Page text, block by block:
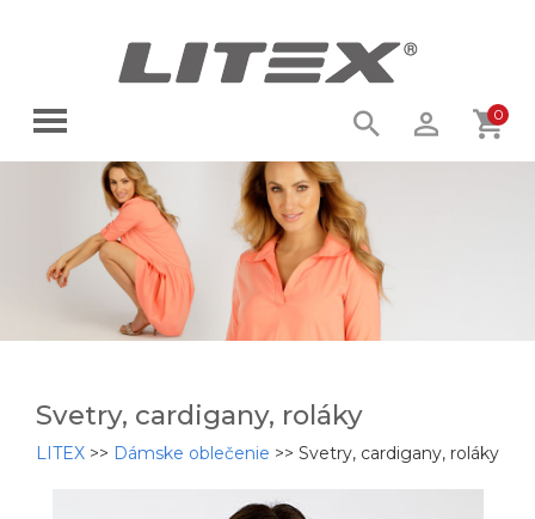
0
Svetry, cardigany, roláky
LITEX >> Dámske oblečenie >> Svetry, cardigany, roláky